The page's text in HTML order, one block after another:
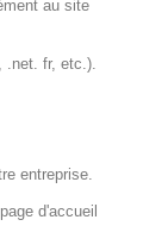
au site
.net. fr, etc.).
entreprise.
d'accueil